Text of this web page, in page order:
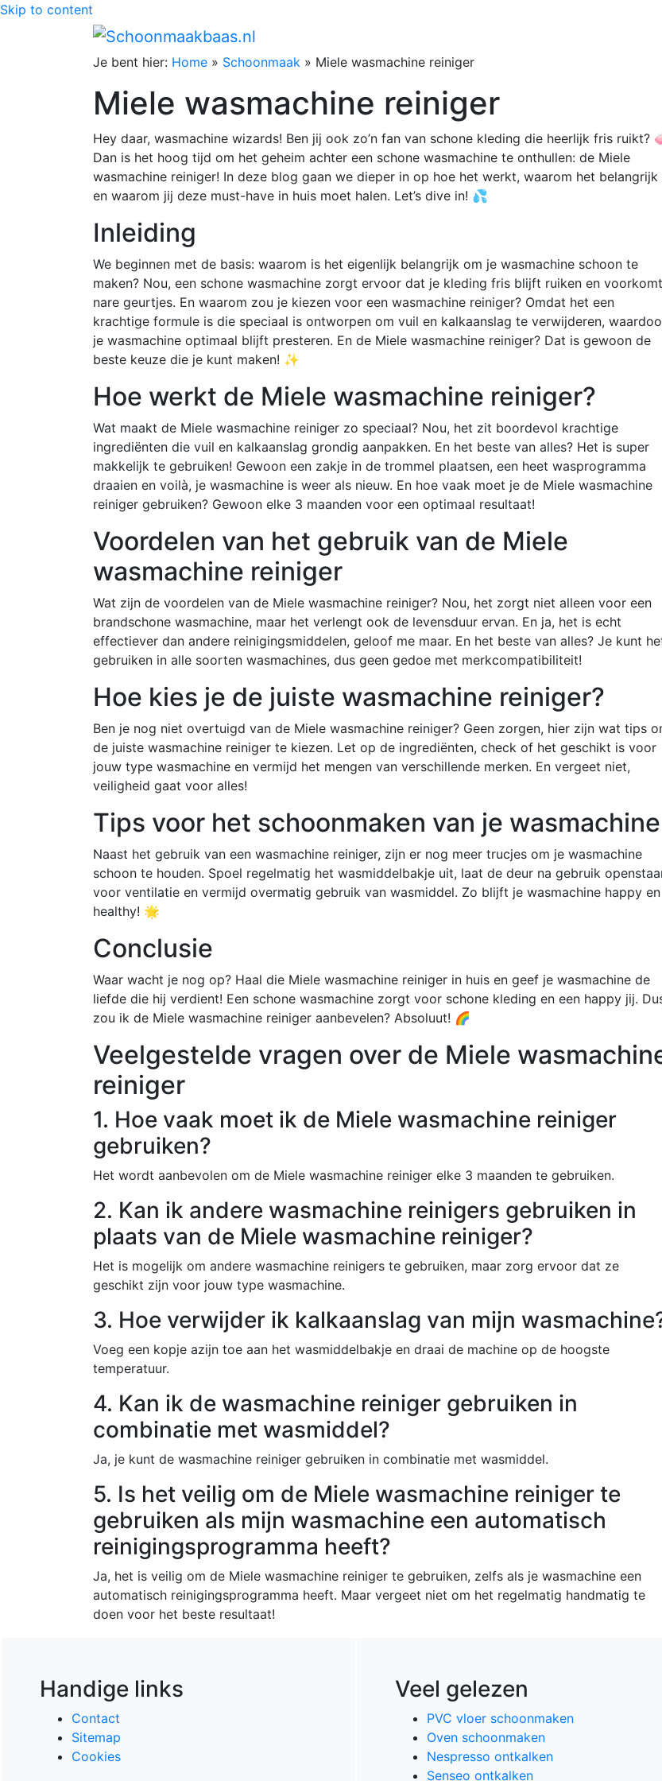
Skip to content
Je bent hier: Home » Schoonmaak » Miele wasmachine reiniger
Miele wasmachine reiniger
Hey daar, wasmachine wizards! Ben jij ook zo’n fan van schone kleding die heerlijk fris ruikt?
Dan is het hoog tijd om het geheim achter een schone wasmachine te onthullen: de Miele
wasmachine reiniger! In deze blog gaan we dieper in op hoe het werkt, waarom het belangrijk
en waarom jij deze must-have in huis moet halen. Let’s dive in! 💦
Inleiding
We beginnen met de basis: waarom is het eigenlijk belangrijk om je wasmachine schoon te
maken? Nou, een schone wasmachine zorgt ervoor dat je kleding fris blijft ruiken en voorkomt
nare geurtjes. En waarom zou je kiezen voor een wasmachine reiniger? Omdat het een
krachtige formule is die speciaal is ontworpen om vuil en kalkaanslag te verwijderen,
je wasmachine optimaal blijft presteren. En de Miele wasmachine reiniger? Dat is gewoon de
beste keuze die je kunt maken! ✨
Hoe werkt de Miele wasmachine reiniger?
Wat maakt de Miele wasmachine reiniger zo speciaal? Nou, het zit boordevol krachtige
ingrediënten die vuil en kalkaanslag grondig aanpakken. En het beste van alles? Het is super
makkelijk te gebruiken! Gewoon een zakje in de trommel plaatsen, een heet wasprogramma
draaien en voilà, je wasmachine is weer als nieuw. En hoe vaak moet je de Miele wasmachine
reiniger gebruiken? Gewoon elke 3 maanden voor een optimaal resultaat!
Voordelen van het gebruik van de Miele
wasmachine reiniger
Wat zijn de voordelen van de Miele wasmachine reiniger? Nou, het zorgt niet alleen voor een
brandschone wasmachine, maar het verlengt ook de levensduur ervan. En ja, het is echt
effectiever dan andere reinigingsmiddelen, geloof me maar. En het beste van alles? Je kunt
gebruiken in alle soorten wasmachines, dus geen gedoe met merkcompatibiliteit!
Hoe kies je de juiste wasmachine reiniger?
Ben je nog niet overtuigd van de Miele wasmachine reiniger? Geen zorgen, hier zijn wat tips
de juiste wasmachine reiniger te kiezen. Let op de ingrediënten, check of het geschikt is voor
jouw type wasmachine en vermijd het mengen van verschillende merken. En vergeet niet,
veiligheid gaat voor alles!
Tips voor het schoonmaken van je wasmachine
Naast het gebruik van een wasmachine reiniger, zijn er nog meer trucjes om je wasmachine
schoon te houden. Spoel regelmatig het wasmiddelbakje uit, laat de deur na gebruik
voor ventilatie en vermijd overmatig gebruik van wasmiddel. Zo blijft je wasmachine happy en
healthy! 🌟
Conclusie
Waar wacht je nog op? Haal die Miele wasmachine reiniger in huis en geef je wasmachine de
liefde die hij verdient! Een schone wasmachine zorgt voor schone kleding en een happy jij.
zou ik de Miele wasmachine reiniger aanbevelen? Absoluut! 🌈
Veelgestelde vragen over de Miele
reiniger
1. Hoe vaak moet ik de Miele wasmachine reiniger
gebruiken?
Het wordt aanbevolen om de Miele wasmachine reiniger elke 3 maanden te gebruiken.
2. Kan ik andere wasmachine reinigers gebruiken in
plaats van de Miele wasmachine reiniger?
Het is mogelijk om andere wasmachine reinigers te gebruiken, maar zorg ervoor dat ze
geschikt zijn voor jouw type wasmachine.
3. Hoe verwijder ik kalkaanslag van mijn
Voeg een kopje azijn toe aan het wasmiddelbakje en draai de machine op de hoogste
temperatuur.
4. Kan ik de wasmachine reiniger gebruiken in
combinatie met wasmiddel?
Ja, je kunt de wasmachine reiniger gebruiken in combinatie met wasmiddel.
5. Is het veilig om de Miele wasmachine reiniger te
gebruiken als mijn wasmachine een automatisch
reinigingsprogramma heeft?
Ja, het is veilig om de Miele wasmachine reiniger te gebruiken, zelfs als je wasmachine een
automatisch reinigingsprogramma heeft. Maar vergeet niet om het regelmatig handmatig te
doen voor het beste resultaat!
Handige links
Contact
Sitemap
Cookies
Veel gelezen
PVC vloer schoonmaken
Oven schoonmaken
Nespresso ontkalken
Senseo ontkalken